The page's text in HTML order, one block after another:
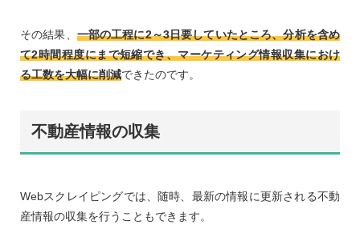
その結果、 一部の工程に2～3日要していたところ、分析を含め
て2時間程度にまで短縮でき、マーケティング情報収集におけ
る工数を大幅に削減できたのです。
不動産情報の収集
Webスクレイピングでは、随時、最新の情報に更新される不動
産情報の収集を行うこともできます。